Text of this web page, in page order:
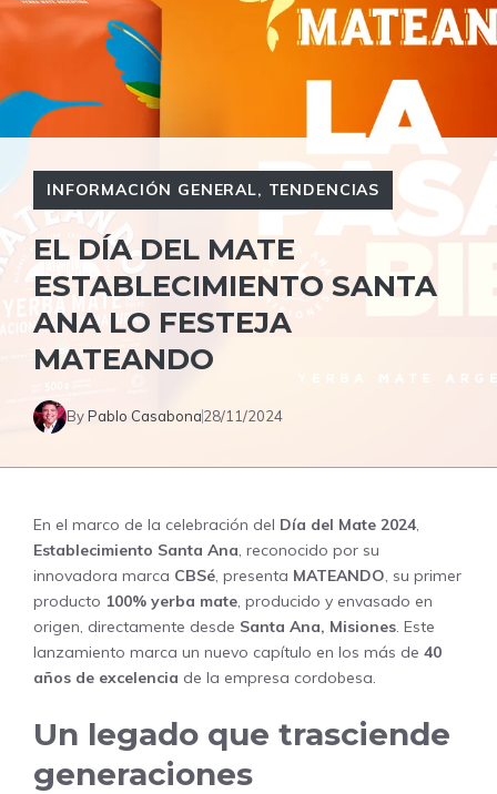
INFORMACIÓN GENERAL, TENDENCIAS
EL DÍA DEL MATE
ESTABLECIMIENTO SANTA
ANA LO FESTEJA
MATEANDO
ByPablo Casabona28/11/2024
En el marco de la celebración del Día del Mate 2024,
Establecimiento Santa Ana, reconocido por su
innovadora marca CBSé, presenta MATEANDO, su primer
producto 100% yerba mate, producido y envasado en
origen, directamente desde Santa Ana, Misiones. Este
lanzamiento marca un nuevo capítulo en los más de 40
años de excelencia de la empresa cordobesa.
Un legado que trasciende
generaciones